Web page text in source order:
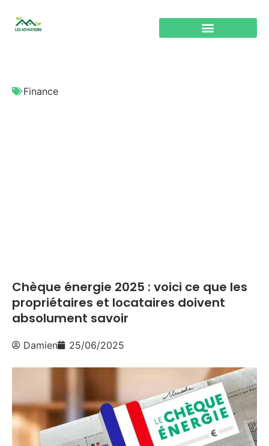
Finance
Chèque énergie 2025 : voici ce que les
propriétaires et locataires doivent
absolument savoir
Damien 25/06/2025